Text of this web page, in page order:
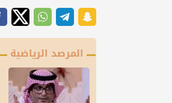
المرصد الرياضية